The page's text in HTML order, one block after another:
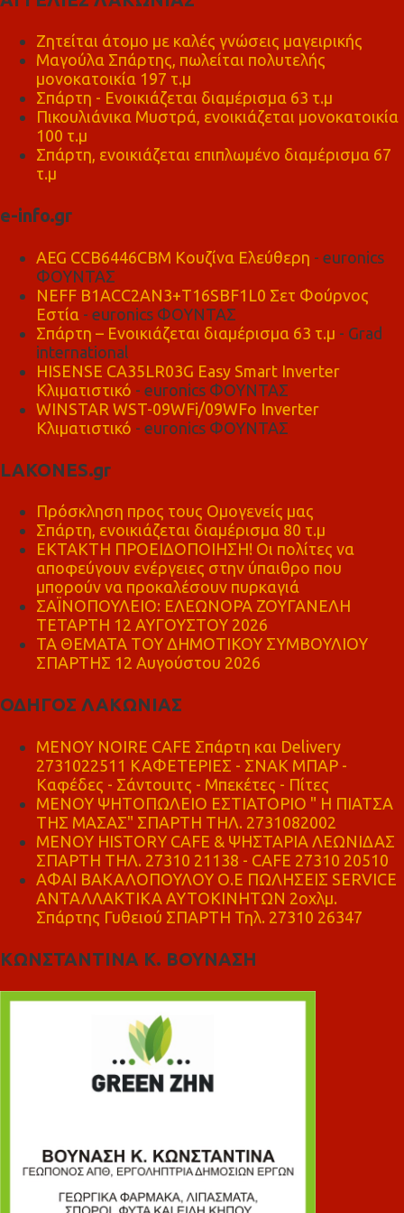
Ζητείται άτομο με καλές γνώσεις μαγειρικής
Μαγούλα Σπάρτης, πωλείται πολυτελής
μονοκατοικία 197 τ.μ
Σπάρτη - Ενοικιάζεται διαμέρισμα 63 τ.μ
Πικουλιάνικα Μυστρά, ενοικιάζεται μονοκατοικία
100 τ.μ
Σπάρτη, ενοικιάζεται επιπλωμένο διαμέρισμα 67
τ.μ
e-info.gr
AEG CCB6446CBM Κουζίνα Ελεύθερη - euronics
ΦΟΥΝΤΑΣ
NEFF B1ACC2AN3+T16SBF1L0 Σετ Φούρνος
Εστία - euronics ΦΟΥΝΤΑΣ
Σπάρτη – Ενοικιάζεται διαμέρισμα 63 τ.μ - Grad
international
HISENSE CA35LR03G Easy Smart Inverter
Κλιματιστικό - euronics ΦΟΥΝΤΑΣ
WINSTAR WST-09WFi/09WFo Inverter
Κλιματιστικό - euronics ΦΟΥΝΤΑΣ
LAKONES.gr
Πρόσκληση προς τους Ομογενείς μας
Σπάρτη, ενοικιάζεται διαμέρισμα 80 τ.μ
ΕΚΤΑΚΤΗ ΠΡΟΕΙΔΟΠΟΙΗΣΗ! Οι πολίτες να
αποφεύγουν ενέργειες στην ύπαιθρο που
μπορούν να προκαλέσουν πυρκαγιά
ΣΑΪΝΟΠΟΥΛΕΙΟ: ΕΛΕΩΝΟΡΑ ΖΟΥΓΑΝΕΛΗ
ΤΕΤΑΡΤΗ 12 ΑΥΓΟΥΣΤΟΥ 2026
ΤΑ ΘΕΜΑΤΑ ΤΟΥ ΔΗΜΟΤΙΚΟΥ ΣΥΜΒΟΥΛΙΟΥ
ΣΠΑΡΤΗΣ 12 Αυγούστου 2026
ΟΔΗΓΟΣ ΛΑΚΩΝΙΑΣ
MENOY NOIRE CAFE Σπάρτη και Delivery
2731022511 ΚΑΦΕΤΕΡΙΕΣ - ΣΝΑΚ ΜΠΑΡ -
Καφέδες - Σάντουιτς - Μπεκέτες - Πίτες
ΜΕΝΟΥ ΨΗΤΟΠΩΛΕΙΟ ΕΣΤΙΑΤΟΡΙΟ " Η ΠΙΑΤΣΑ
ΤΗΣ ΜΑΣΑΣ" ΣΠΑΡΤΗ ΤΗΛ. 2731082002
ΜΕΝΟΥ HISTORY CAFE & ΨΗΣΤΑΡΙΑ ΛΕΩΝΙΔΑΣ
ΣΠΑΡΤΗ ΤΗΛ. 27310 21138 - CAFE 27310 20510
ΑΦΑΙ ΒΑΚΑΛΟΠΟΥΛΟΥ Ο.Ε ΠΩΛΗΣΕΙΣ SERVICE
ΑΝΤΑΛΛΑΚΤΙΚΑ ΑΥΤΟΚΙΝΗΤΩΝ 2οχλμ.
Σπάρτης Γυθειού ΣΠΑΡΤΗ Τηλ. 27310 26347
ΚΩΝΣΤΑΝΤΙΝΑ Κ. ΒΟΥΝΑΣΗ